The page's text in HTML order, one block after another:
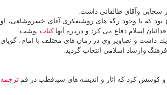
سحابی وآقای طالقانی داشت.
بود كه با وجود رگه های روشنفكری آقای خسروشاهی، او
اسلام دفاع می كرد و درباره آنها كتاب نوشت.
داشت و تصاویر وی در زمان های مختلف با امام، گویای
وارشاد اسلامی انتخاب گردید.
و كوشش كرد كه آثار و اندیشه های سیدقطب در قم ترجمه